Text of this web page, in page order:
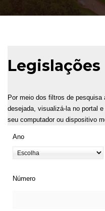
Legislações
Por meio dos filtros de
desejada, visualizá-la no portal
seu computador ou dispositivo
Ano
Número